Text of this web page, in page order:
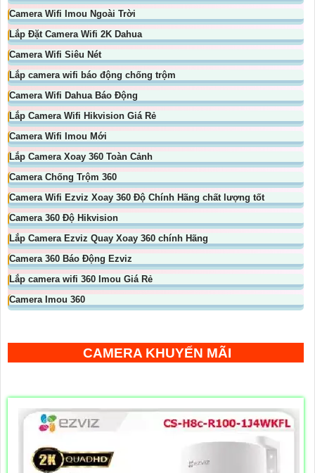
Camera Wifi Imou Ngoài Trời
Lắp Đặt Camera Wifi 2K Dahua
Camera Wifi Siêu Nét
Lắp camera wifi báo động chống trộm
Camera Wifi Dahua Báo Động
Lắp Camera Wifi Hikvision Giá Rẻ
Camera Wifi Imou Mới
Lắp Camera Xoay 360 Toàn Cảnh
Camera Chống Trộm 360
Camera Wifi Ezviz Xoay 360 Độ Chính Hãng chất lượng tốt
Camera 360 Độ Hikvision
Lắp Camera Ezviz Quay Xoay 360 chính Hãng
Camera 360 Báo Động Ezviz
Lắp camera wifi 360 Imou Giá Rẻ
Camera Imou 360
CAMERA KHUYẾN MÃI